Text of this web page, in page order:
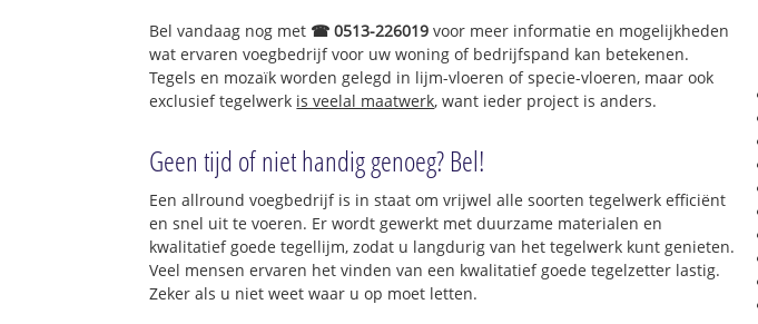
Bel vandaag nog met ☎ 0513-226019 voor meer informatie en mogelijkheden
wat ervaren voegbedrijf voor uw woning of bedrijfspand kan betekenen.
Tegels en mozaïk worden gelegd in lijm-vloeren of specie-vloeren, maar ook
exclusief tegelwerk is veelal maatwerk, want ieder project is anders.
Geen tijd of niet handig genoeg? Bel!
Een allround voegbedrijf is in staat om vrijwel alle soorten tegelwerk efficiënt
en snel uit te voeren. Er wordt gewerkt met duurzame materialen en
kwalitatief goede tegellijm, zodat u langdurig van het tegelwerk kunt genieten.
Veel mensen ervaren het vinden van een kwalitatief goede tegelzetter lastig.
Zeker als u niet weet waar u op moet letten.